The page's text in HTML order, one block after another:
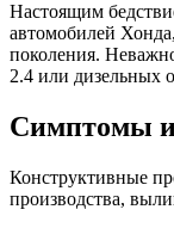
Настоящим
автомобилей
поколения.
2.4 или дизельных
Симптомы
Конструктивные
производства,